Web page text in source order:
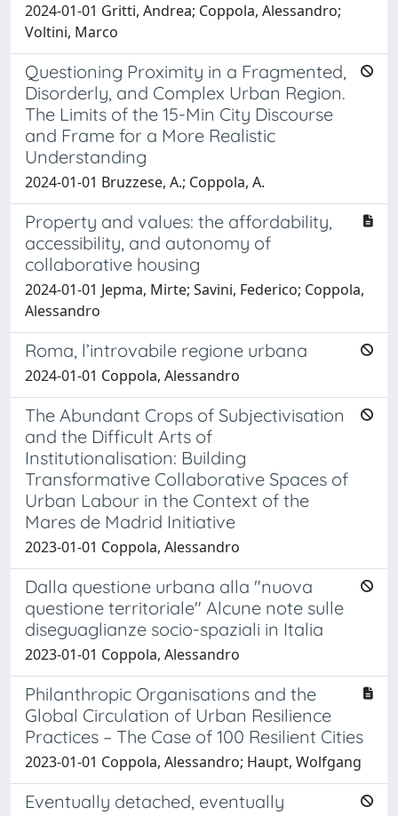
2024-01-01 Gritti, Andrea; Coppola, Alessandro;
Voltini, Marco
Questioning Proximity in a Fragmented,
Disorderly, and Complex Urban Region.
The Limits of the 15-Min City Discourse
and Frame for a More Realistic
Understanding
2024-01-01 Bruzzese, A.; Coppola, A.
Property and values: the affordability,
accessibility, and autonomy of
collaborative housing
2024-01-01 Jepma, Mirte; Savini, Federico; Coppola,
Alessandro
Roma, l’introvabile regione urbana
2024-01-01 Coppola, Alessandro
The Abundant Crops of Subjectivisation
and the Difficult Arts of
Institutionalisation: Building
Transformative Collaborative Spaces of
Urban Labour in the Context of the
Mares de Madrid Initiative
2023-01-01 Coppola, Alessandro
Dalla questione urbana alla "nuova
questione territoriale" Alcune note sulle
diseguaglianze socio-spaziali in Italia
2023-01-01 Coppola, Alessandro
Philanthropic Organisations and the
Global Circulation of Urban Resilience
Practices – The Case of 100 Resilient Cities
2023-01-01 Coppola, Alessandro; Haupt, Wolfgang
Eventually detached, eventually